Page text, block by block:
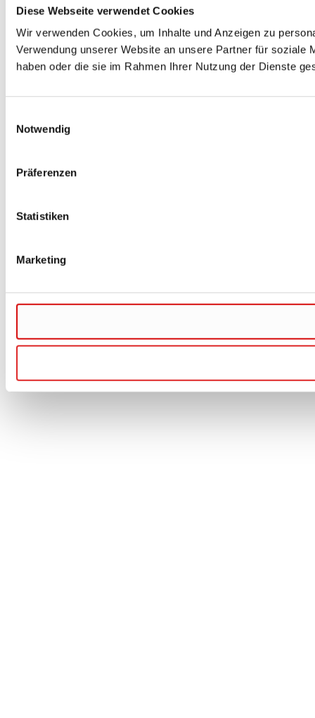
Diese Webseite verwendet Cookies
Wir verwenden Cookies, um Inhalte und Anzeigen zu
Verwendung unserer Website an unsere Partner für soziale
haben oder die sie im Rahmen Ihrer Nutzung der Dienste
Notwendig
Präferenzen
Statistiken
Marketing